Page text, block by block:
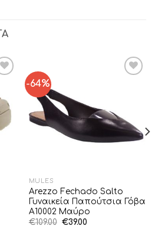
-64%
MULES
Arezzo Fechado Salto
Γυναικεία Παπούτσια Γόβα
A10002 Μαύρο
€109.00 Original
€39.00Η